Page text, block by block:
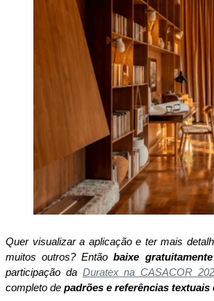
Quer visualizar a aplicação e ter mais
muitos outros? Então baixe
participação da Duratex na CASACOR
completo de padrões e referências textuais